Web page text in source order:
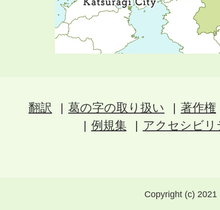
翻訳 葛の字の取り扱い
著作権
例規集
アクセシビ
Copyright (c)